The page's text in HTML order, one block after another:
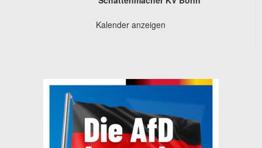
Kalender anzeigen